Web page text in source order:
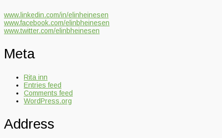
www.linkedin.com/in/elinheinesen
www.facebook.com/elinbheinesen
www.twitter.com/elinbheinesen
Meta
Rita inn
Entries feed
Comments feed
WordPress.org
Address